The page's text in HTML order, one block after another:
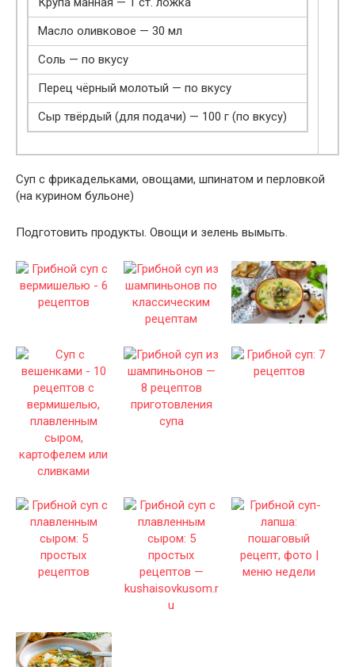
Масло оливковое — 30 мл
Соль — по вкусу
Перец чёрный молотый — по вкусу
Сыр твёрдый (для подачи) — 100 г (по вкусу)
Суп с фрикадельками, овощами, шпинатом и перловкой
(на курином бульоне)
Подготовить продукты. Овощи и зелень вымыть.